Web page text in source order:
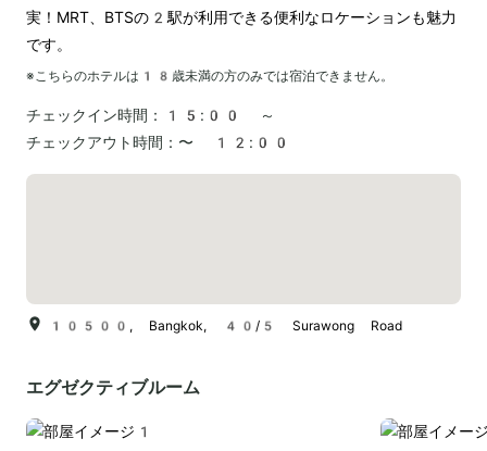
実！MRT、BTSの2駅が利用できる便利なロケーションも魅力
です。
※こちらのホテルは 18 歳未満の方のみでは宿泊できません。
チェックイン時間：
15:00 ～
チェックアウト時間： 〜 12:00
10500, Bangkok, 40/5 Surawong Road
エグゼクティブルーム